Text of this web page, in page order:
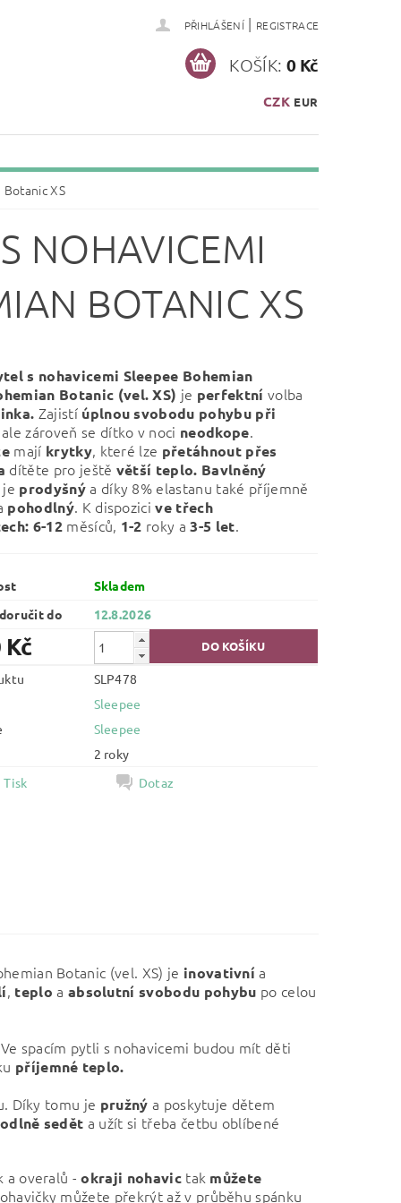
PŘIHLÁŠENÍ | REGISTRACE
CZK EUR
KOŠÍK: 0 Kč
XS
NOHAVICEMI
BOTANIC XS
s nohavicemi Sleepee Bohemian
Botanic (vel. XS) je perfektní volba
Zajistí úplnou svobodu pohybu při
zároveň se dítko v noci neodkope.
mají krytky, které lze přetáhnout přes
dítěte pro ještě větší teplo. Bavlněný
prodyšnýa díky 8% elastanu také příjemně
pohodlný. K dispozicive třech
6-12měsíců, 1-2 roky a3-5 let.
Skladem
do
12.8.2026
Kč
SLP478
Sleepee
Sleepee
2 roky
Tisk
Dotaz
Botanic (vel. XS) je inovativní a
, teplo a absolutní svobodu pohybu po celou
spacím pytli s nohavicemi budou mít děti
příjemné teplo.
Díky tomu je pružný a poskytuje dětem
sedět a užít si třeba četbu oblíbené
a overalů - okraji nohavic tak můžete
můžete překrýt až v průběhu spánku